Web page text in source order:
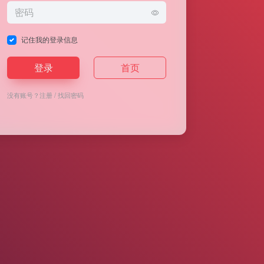
记住我的登录信息
登录 首页
没有账号？注册/找回密码